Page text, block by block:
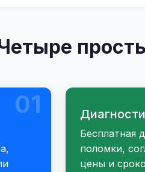
01
Бесплатная
поломки,
цены и